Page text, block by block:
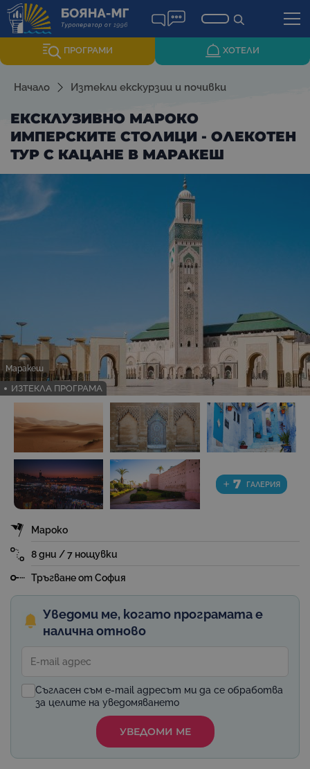
ПРОГРАМИ ХОТЕЛИ
Начало Изтекли екскурзии и почивки
ЕКСКЛУЗИВНО МАРОКО
ИМПЕРСКИТЕ СТОЛИЦИ - ОЛЕКОТЕН
ТУР С КАЦАНЕ В МАРАКЕШ
Маракеш
ИЗТЕКЛА ПРОГРАМА
+ 7 ГАЛЕРИЯ
Мароко
8 дни / 7 нощувки
Тръгване от София
Уведоми ме, когато програмата е
налична отново
Съгласен съм e-mail адресът ми да се обработва
за целите на уведомяването
УВЕДОМИ МЕ